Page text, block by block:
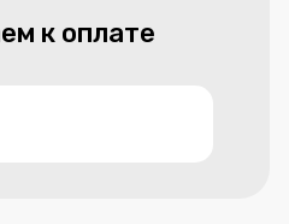
к оплате